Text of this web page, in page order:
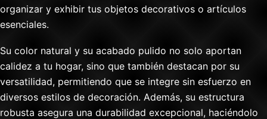
organizar y exhibir tus objetos decorativos o artículos
esenciales.
Su color natural y su acabado pulido no solo aportan
calidez a tu hogar, sino que también destacan por su
versatilidad, permitiendo que se integre sin esfuerzo en
diversos estilos de decoración. Además, su estructura
robusta asegura una durabilidad excepcional, haciéndolo